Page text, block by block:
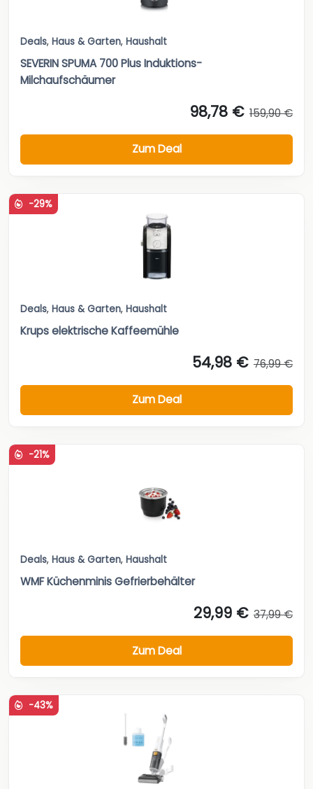
Deals, Haus & Garten, Haushalt
SEVERIN SPUMA 700 Plus Induktions-
Milchaufschäumer
98,78 € 159,90 €
Zum Deal
-29%
Deals, Haus & Garten, Haushalt
Krups elektrische Kaffeemühle
54,98 € 76,99 €
Zum Deal
-21%
Deals, Haus & Garten, Haushalt
WMF Küchenminis Gefrierbehälter
29,99 € 37,99 €
Zum Deal
-43%